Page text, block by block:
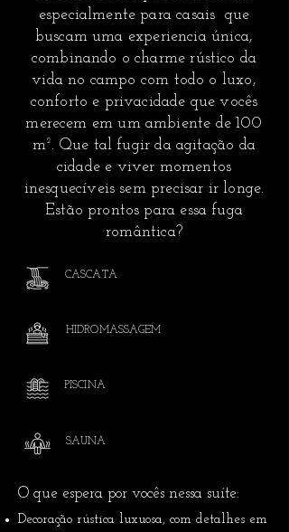
especialmente para casais que
buscam uma experiencia única,
combinando o charme rústico da
vida no campo com todo o luxo,
conforto e privacidade que vocês
merecem em um ambiente de 100
m². Que tal fugir da agitação da
cidade e viver momentos
inesquecíveis sem precisar ir longe.
Estão prontos para essa fuga
romântica?
CASCATA
HIDROMASSAGEM
PISCINA
SAUNA
O que espera por vocês nessa suíte:
Decoração rústica luxuosa, com detalhes em